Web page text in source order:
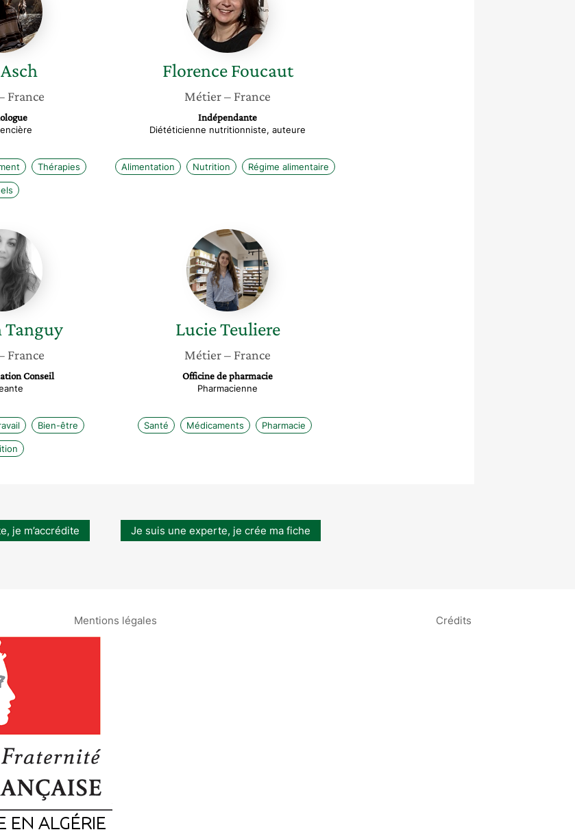
Asch
France
Thérapies
Florence Foucaut
Métier– France
Indépendante
Diététicienne nutritionniste, auteure
Alimentation Nutrition Régime alimentaire
Carmen
Tanguy
Tanguy
France
Conseil
Bien-être
Lucie
Teuliere
LucieTeuliere
Métier– France
Officine de pharmacie
Pharmacienne
Santé Médicaments Pharmacie
je m’accrédite Je suis une experte, je crée ma fiche
Mentions légales Crédits